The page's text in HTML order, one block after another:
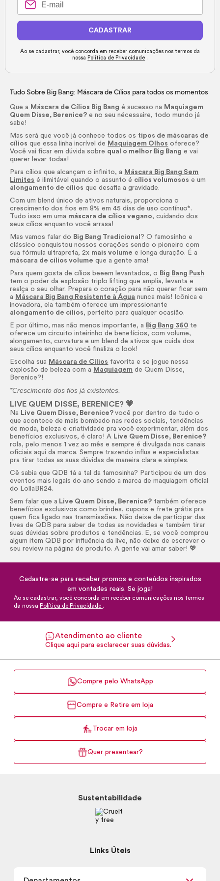
CADASTRAR
Ao se cadastrar, você concorda em receber comunicações nos termos da
nossa Política de Privacidade .
Tudo Sobre Big Bang: Máscara de Cílios para todos os momentos
Que a Máscara de Cílios Big Bang é sucesso na Maquiagem
Quem Disse, Berenice? e no seunécessaire, todo mundo já
sabe!
Mas será que você já conhece todos os tipos de máscaras de
cílios que essa linha incrível de Maquiagem Olhos oferece?
Você vai ficar em dúvida sobre qual o melhor Big Bang e vai
querer levar todas!
Para cílios que alcançam o infinito, a Máscara Big Bang Sem
Limites é ilimitável quando o assunto é cílios volumosos e um
alongamento de cílios que desafia a gravidade.
Com um blend único de ativos naturais, proporciona o
crescimento dos fios em 8% em 45 dias de uso contínuo*.
Tudo isso em uma máscara de cílios vegano, cuidando dos
seus cílios enquanto você arrasa!
Mas vamos falar do Big Bang Tradicional? O famosinho e
clássico conquistou nossos corações sendo o pioneiro com
sua fórmula ultrapreta, 2x mais volume e longa duração. É a
máscara de cílios volume que a gente ama!
Para quem gosta de cílios beeem levantados, o Big Bang Push
tem o poder da explosão triplo lifting que amplia, levanta e
realça o seu olhar. Prepara o coração para não querer ficar sem
a Máscara Big Bang Resistente à Água nunca mais! Icônica e
inovadora, ela também oferece um impressionante
alongamento de cílios, perfeito para qualquer ocasião.
E por último, mas não menos importante, a Big Bang 360 te
oferece um circuito inteirinho de benefícios, com volume,
alongamento, curvatura e um blend de ativos que cuida dos
seus cílios enquanto você finaliza o look!
Escolha sua Máscara de Cílios favorita e se jogue nessa
explosão de beleza com a Maquiagem de Quem Disse,
Berenice?!
*Crescimento dos fios já existentes.
LIVE QUEM DISSE, BERENICE? 💗
Na Live Quem Disse, Berenice?você por dentro de tudo o
que acontece de mais bombado nas redes sociais, tendências
de moda, beleza e criatividade pra você experimentar, além dos
benefícios exclusivos, é claro! A Live Quem Disse, Berenice?
rola, pelo menos 1 vez ao mês e sempre é divulgada nos canais
oficiais aqui da marca. Sempre trazendo influs e especialistas
pra tirar todas as suas dúvidas de maneira clara e simples.
Cê sabia que QDB tá a tal da famosinha? Participou de um dos
eventos mais legais do ano sendo a marca de maquiagem oficial
do LollaBR24.
Sem falar que a Live Quem Disse, Berenice? também oferece
benefícios exclusivos como brindes, cupons e frete grátis pra
quem fica ligado nas transmissões. Não deixe de participar das
lives de QDB para saber de todas as novidades e também tirar
suas dúvidas sobre produtos e tendências. E, se você comprou
algum item QDB por influência da live, não deixe de escrever o
seu review na página de produto. A gente vai amar saber! 💖
Cadastre-se para receber promos e conteúdos inspirados
em vontades reais. Se joga!
Ao se cadastrar, você concorda em receber comunicações nos termos
da nossa Política de Privacidade .
Atendimento ao cliente
Clique aqui para esclarecer suas dúvidas.
Compre pelo WhatsApp
Compre e Retire em loja
Trocar em loja
Quer presentear?
Sustentabilidade
Links Úteis